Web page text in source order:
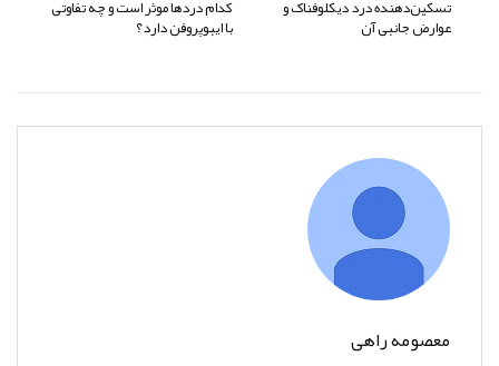
تسکین‌دهنده درد دیکلوفناک و
عوارض جانبی آن
کدام دردها موثر است و چه تفاوتی
با ایبوپروفن دارد؟
معصومه راهی